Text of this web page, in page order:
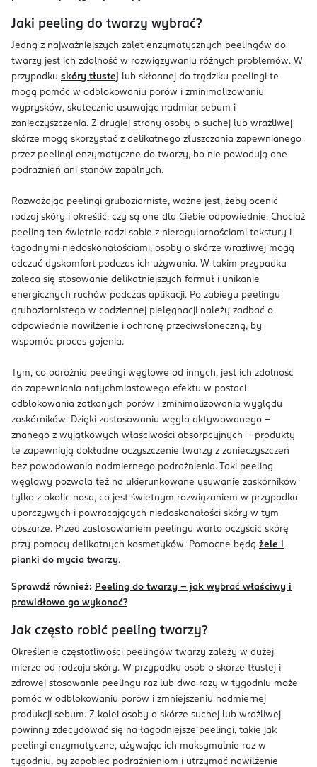
Jaki peeling do twarzy wybrać?
Jedną z najważniejszych zalet enzymatycznych peelingów do
twarzy jest ich zdolność w rozwiązywaniu różnych problemów. W
przypadku skóry tłustej lub skłonnej do trądziku peelingi te
mogą pomóc w odblokowaniu porów i zminimalizowaniu
wyprysków, skutecznie usuwając nadmiar sebum i
zanieczyszczenia. Z drugiej strony osoby o suchej lub wrażliwej
skórze mogą skorzystać z delikatnego złuszczania zapewnianego
przez peelingi enzymatyczne do twarzy, bo nie powodują one
podrażnień ani stanów zapalnych.
Rozważając peelingi gruboziarniste, ważne jest, żeby ocenić
rodzaj skóry i określić, czy są one dla Ciebie odpowiednie. Chociaż
peeling ten świetnie radzi sobie z nieregularnościami tekstury i
łagodnymi niedoskonałościami, osoby o skórze wrażliwej mogą
odczuć dyskomfort podczas ich używania. W takim przypadku
zaleca się stosowanie delikatniejszych formuł i unikanie
energicznych ruchów podczas aplikacji. Po zabiegu peelingu
gruboziarnistego w codziennej pielęgnacji należy zadbać o
odpowiednie nawilżenie i ochronę przeciwsłoneczną, by
wspomóc proces gojenia.
Tym, co odróżnia peelingi węglowe od innych, jest ich zdolność
do zapewniania natychmiastowego efektu w postaci
odblokowania zatkanych porów i zminimalizowania wyglądu
zaskórników. Dzięki zastosowaniu węgla aktywowanego –
znanego z wyjątkowych właściwości absorpcyjnych – produkty
te zapewniają dokładne oczyszczenie twarzy z zanieczyszczeń
bez powodowania nadmiernego podrażnienia. Taki peeling
węglowy pozwala też na ukierunkowane usuwanie zaskórników
tylko z okolic nosa, co jest świetnym rozwiązaniem w przypadku
uporczywych i powracających niedoskonałości skóry w tym
obszarze. Przed zastosowaniem peelingu warto oczyścić skórę
przy pomocy delikatnych kosmetyków. Pomocne będą żele i
pianki do mycia twarzy.
Sprawdź również: Peeling do twarzy – jak wybrać właściwy i
prawidłowo go wykonać?
Jak często robić peeling twarzy?
Określenie częstotliwości peelingów twarzy zależy w dużej
mierze od rodzaju skóry. W przypadku osób o skórze tłustej i
zdrowej stosowanie peelingu raz lub dwa razy w tygodniu może
pomóc w odblokowaniu porów i zmniejszeniu nadmiernej
produkcji sebum. Z kolei osoby o skórze suchej lub wrażliwej
powinny zdecydować się na łagodniejsze peelingi, takie jak
peelingi enzymatyczne, używając ich maksymalnie raz w
tygodniu, by zapobiec podrażnieniom i utrzymać nawilżenie